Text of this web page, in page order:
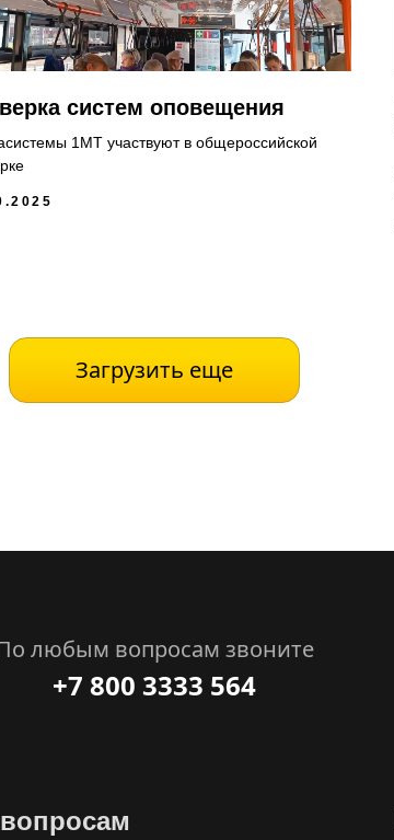
систем оповещения
1МТ участвуют в общероссийской
Загрузить еще
любым вопросам звоните
+7 800 3333 564